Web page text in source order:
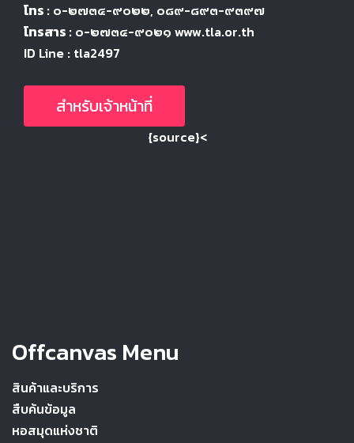
โทร : ๐-๒๗๓๔-๙๐๒๒, ๐๘๙-๘๙๓-๙๓๙๗
โทรสาร : ๐-๒๗๓๔-๙๐๒๑ www.tla.or.th
ID Line : tla2497
สำหรับเจ้าหน้าที่
{source}<
Offcanvas Menu
สินค้าและบริการ
สืบค้นข้อมูล
หอสมุดแห่งชาติ